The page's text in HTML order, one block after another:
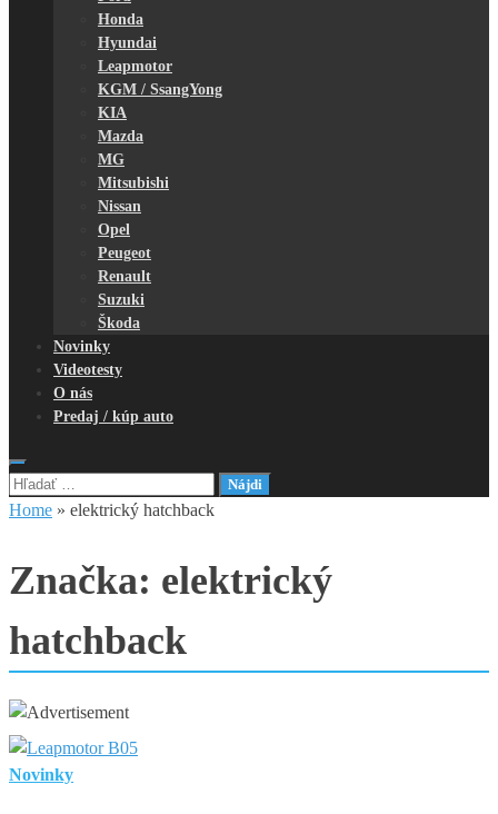
Honda
Hyundai
Leapmotor
KGM / SsangYong
KIA
Mazda
MG
Mitsubishi
Nissan
Opel
Peugeot
Renault
Suzuki
Škoda
Novinky
Videotesty
O nás
Predaj / kúp auto
Hľadať:
Home » elektrický hatchback
Značka: elektrický
hatchback
Novinky